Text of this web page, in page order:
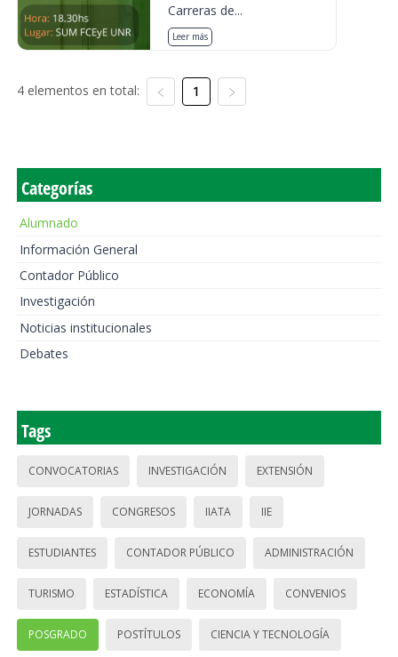
Carreras de...
Leer más
4 elementos en total: 1
Categorías
Alumnado
Información General
Contador Público
Investigación
Noticias institucionales
Debates
Tags
CONVOCATORIAS INVESTIGACIÓN EXTENSIÓN
JORNADAS CONGRESOS IIATA IIE
ESTUDIANTES CONTADOR PÚBLICO ADMINISTRACIÓN
TURISMO ESTADÍSTICA ECONOMÍA CONVENIOS
POSGRADO POSTÍTULOS CIENCIA Y TECNOLOGÍA